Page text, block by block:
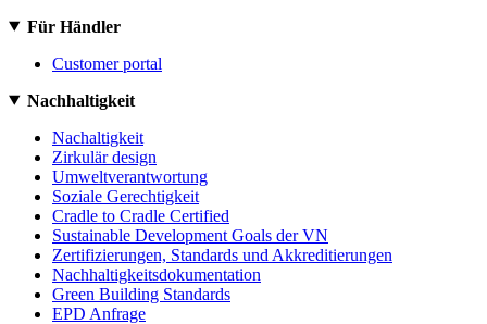
Für Händler
Customer portal
Nachhaltigkeit
Nachaltigkeit
Zirkulär design
Umweltverantwortung
Soziale Gerechtigkeit
Cradle to Cradle Certified
Sustainable Development Goals der VN
Zertifizierungen, Standards und Akkreditierungen
Nachhaltigkeitsdokumentation
Green Building Standards
EPD Anfrage